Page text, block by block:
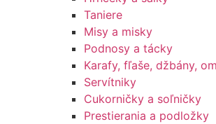
Taniere
Misy a misky
Podnosy a tácky
Karafy, fľaše, džbány,
Servítniky
Cukorničky a soľničky
Prestierania a podložky